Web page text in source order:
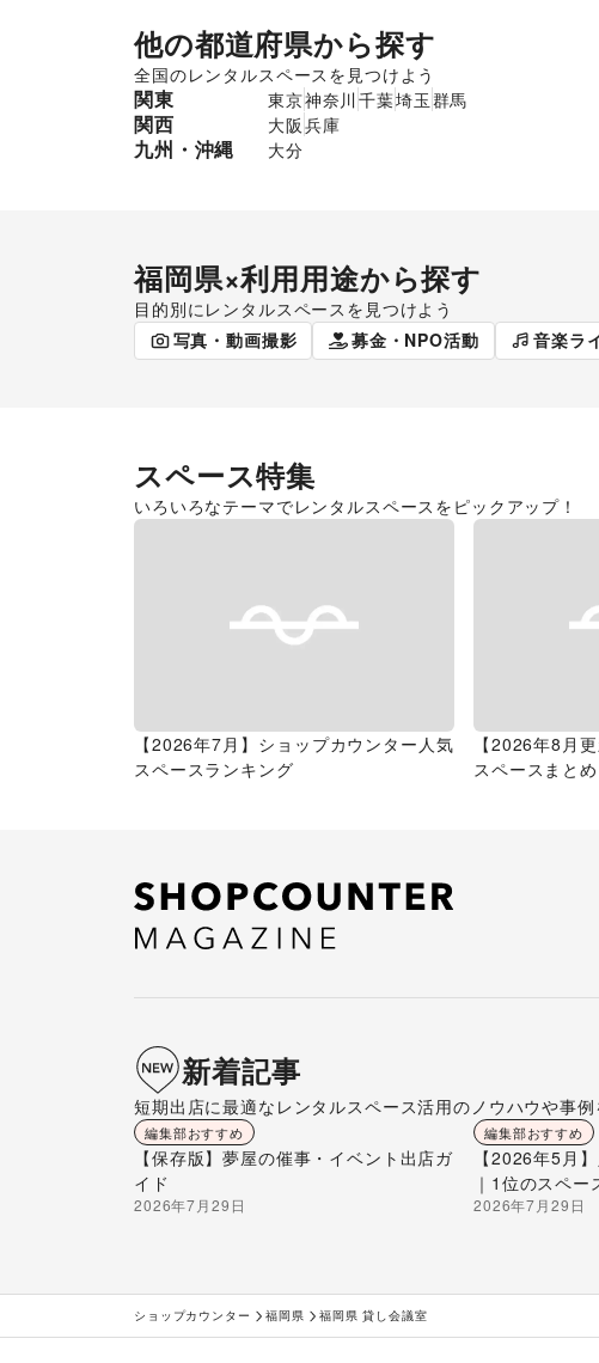
他の都道府県から探す
全国のレンタルスペースを見つけよう
関東 東京神奈川 千葉埼玉 群馬
関西 大阪 兵庫
九州・沖縄 大分
福岡県×利用用途から探す
目的別にレンタルスペースを見つけよう
ポップアップストア 食品販売
写真・動画撮影 募金・NPO活動 音楽ラ
スペース特集
いろいろなテーマでレンタルスペースをピックアップ！
【2026年7月】ショップカウンター人気
スペースランキング
【2026年8月
スペースまとめ
新着記事
短期出店に最適なレンタルスペース活用のノウハウや事
編集部おすすめ
【保存版】夢屋の催事・イベント出店ガ
イド
2026年7月29日
編集部おすすめ
【2026年5月
｜1位のスペ
2026年7月29日
ショップカウンター 福岡県 福岡県 貸し会議室